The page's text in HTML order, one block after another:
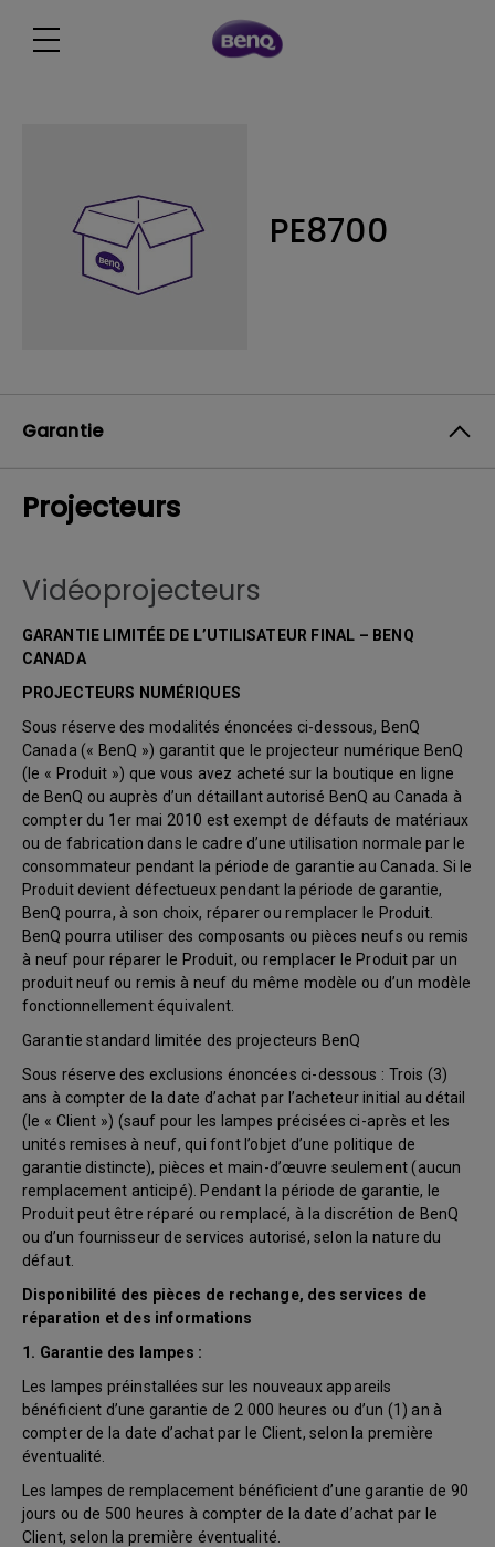
PE8700
Garantie
Projecteurs
Vidéoprojecteurs
GARANTIE LIMITÉE DE L’UTILISATEUR FINAL – BENQ
CANADA
PROJECTEURS NUMÉRIQUES
Sous réserve des modalités énoncées ci-dessous, BenQ
Canada (« BenQ ») garantit que le projecteur numérique BenQ
(le « Produit ») que vous avez acheté sur la boutique en ligne
de BenQ ou auprès d’un détaillant autorisé BenQ au Canada à
compter du 1er mai 2010 est exempt de défauts de matériaux
ou de fabrication dans le cadre d’une utilisation normale par le
consommateur pendant la période de garantie au Canada. Si le
Produit devient défectueux pendant la période de garantie,
BenQ pourra, à son choix, réparer ou remplacer le Produit.
BenQ pourra utiliser des composants ou pièces neufs ou remis
à neuf pour réparer le Produit, ou remplacer le Produit par un
produit neuf ou remis à neuf du même modèle ou d’un modèle
fonctionnellement équivalent.
Garantie standard limitée des projecteurs BenQ
Sous réserve des exclusions énoncées ci-dessous : Trois (3)
ans à compter de la date d’achat par l’acheteur initial au détail
(le « Client ») (sauf pour les lampes précisées ci-après et les
unités remises à neuf, qui font l’objet d’une politique de
garantie distincte), pièces et main-d’œuvre seulement (aucun
remplacement anticipé). Pendant la période de garantie, le
Produit peut être réparé ou remplacé, à la discrétion de BenQ
ou d’un fournisseur de services autorisé, selon la nature du
défaut.
Disponibilité des pièces de rechange, des services de
réparation et des informations
1. Garantie des lampes :
Les lampes préinstallées sur les nouveaux appareils
bénéficient d’une garantie de 2 000 heures ou d’un (1) an à
compter de la date d’achat par le Client, selon la première
éventualité.
Les lampes de remplacement bénéficient d’une garantie de 90
jours ou de 500 heures à compter de la date d’achat par le
Client, selon la première éventualité.